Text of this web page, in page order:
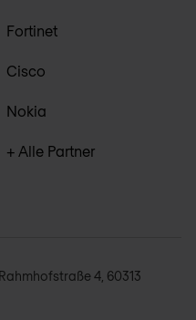
Fortinet
Cisco
Nokia
+ Alle Partner
4, 60313